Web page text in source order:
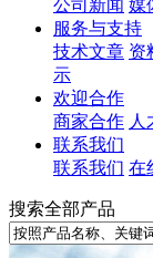
公司新闻 媒
服务与支持
技术文章 资
示
欢迎合作
商家合作 人
联系我们
联系我们 在
搜索全部产品